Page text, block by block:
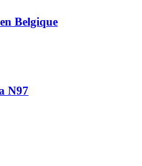
Belgique
N97